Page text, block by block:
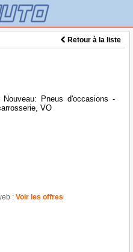
Retour à la liste
Pneus d'occasions -
VO
: Voir les offres